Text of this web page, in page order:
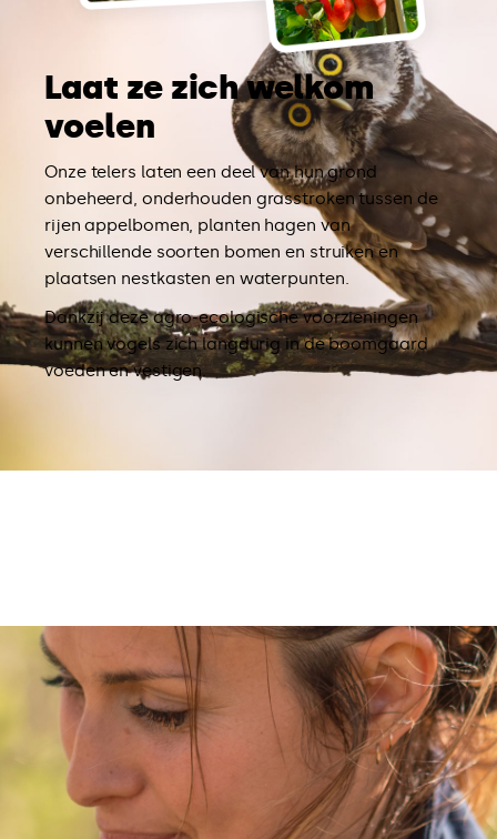
Laat ze zich welkom
voelen
Onze telers laten een deel van hun grond
onbeheerd, onderhouden grasstroken tussen de
rijen appelbomen, planten hagen van
verschillende soorten bomen en struiken en
plaatsen nestkasten en waterpunten.
Dankzij deze agro-ecologische voorzieningen
kunnen vogels zich langdurig in de boomgaard
voeden en vestigen.